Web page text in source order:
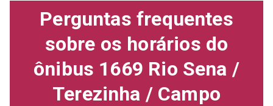
Perguntas frequentes
sobre os horários do
ônibus 1669 Rio Sena /
Terezinha / Campo